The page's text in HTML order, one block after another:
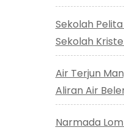
Sekolah
Sekolah
Air Terjun
Aliran Air
Narmada